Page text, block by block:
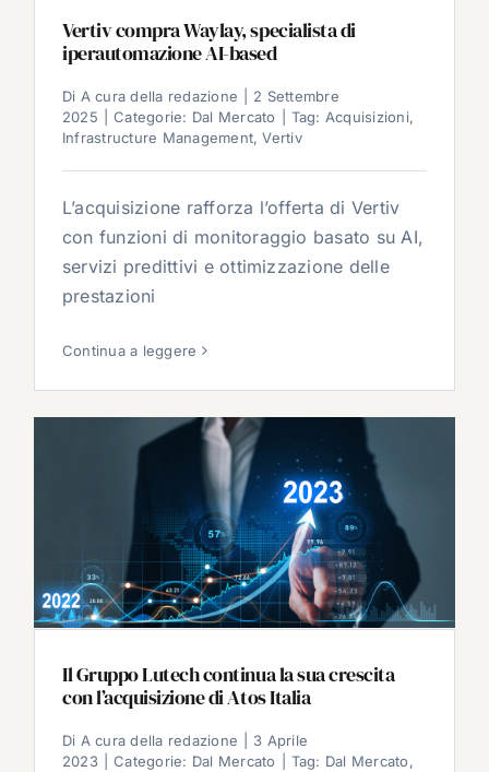
Vertiv compra Waylay, specialista di
iperautomazione AI-based
Di A cura della redazione
2 Settembre
2025
Categorie: Dal Mercato Tag: Acquisizioni,
Infrastructure Management,Vertiv
L’acquisizione rafforza l’offerta di Vertiv
con funzioni di monitoraggio basato su AI,
servizi predittivi e ottimizzazione delle
prestazioni
Continua a leggere
Il Gruppo Lutech continua la sua crescita
con l’acquisizione di Atos Italia
Di A cura della redazione
3 Aprile
2023
Categorie: Dal Mercato Tag: Dal Mercato,